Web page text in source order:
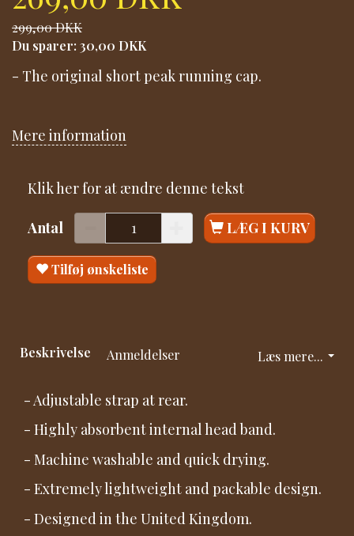
299,00 DKK
Du sparer: 30,00 DKK
- The original short peak running cap.
Mere information
Klik her for at ændre denne tekst
Antal LÆG I KURV
Tilføj ønskeliste
Læs mere...
Beskrivelse Anmeldelser
- Adjustable strap at rear.
- Highly absorbent internal head band.
- Machine washable and quick drying.
- Extremely lightweight and packable design.
- Designed in the United Kingdom.